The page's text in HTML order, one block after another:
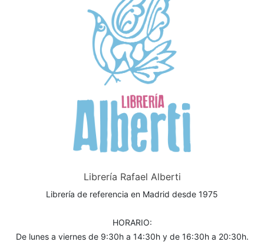
Librería Rafael Alberti
Librería de referencia en Madrid desde 1975
HORARIO:
De lunes a viernes de 9:30h a 14:30h y de 16:30h a 20:30h.